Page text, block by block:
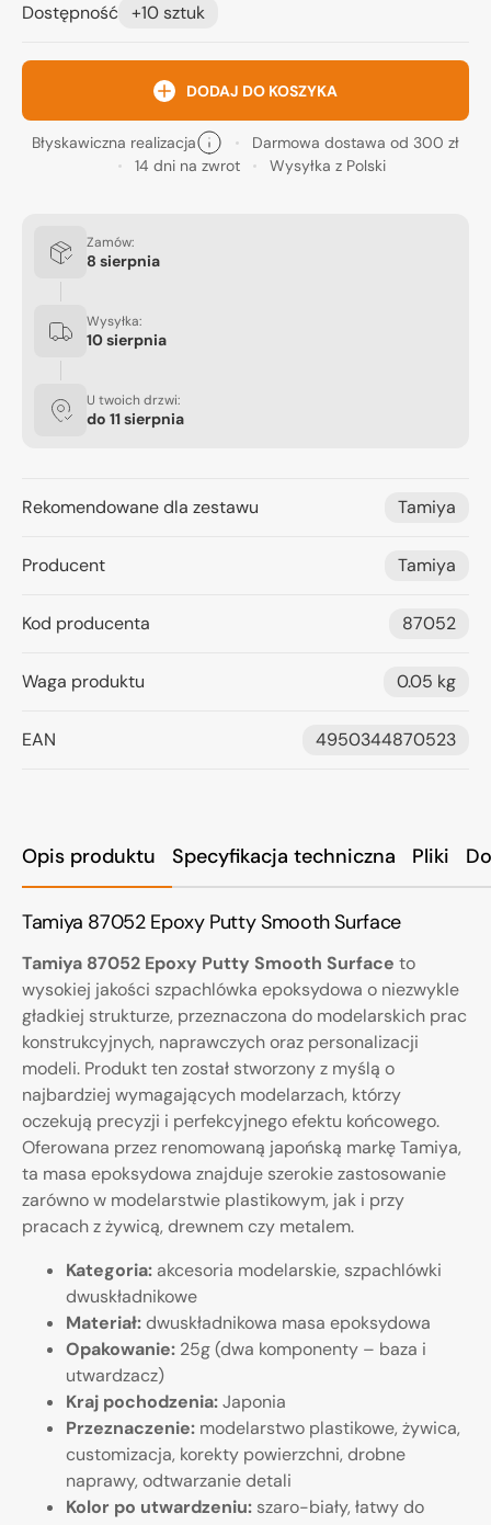
Opis produktu Specyfikacja techniczna Pliki
Tamiya 87052 Epoxy Putty Smooth Surface
Tamiya 87052 Epoxy Putty Smooth Surface to
wysokiej jakości szpachlówka epoksydowa o niezwykle
gładkiej strukturze, przeznaczona do modelarskich prac
konstrukcyjnych, naprawczych oraz personalizacji
modeli. Produkt ten został stworzony z myślą o
najbardziej wymagających modelarzach, którzy
oczekują precyzji i perfekcyjnego efektu końcowego.
Oferowana przez renomowaną japońską markę Tamiya,
ta masa epoksydowa znajduje szerokie zastosowanie
zarówno w modelarstwie plastikowym, jak i przy
pracach z żywicą, drewnem czy metalem.
Kategoria: akcesoria modelarskie, szpachlówki
dwuskładnikowe
Materiał:dwuskładnikowa masa epoksydowa
Opakowanie: 25g (dwa komponenty – baza i
utwardzacz)
Kraj pochodzenia:Japonia
Przeznaczenie: modelarstwo plastikowe, żywica,
customizacja, korekty powierzchni, drobne
naprawy, odtwarzanie detali
Kolor po utwardzeniu: szaro-biały, łatwy do
Dostępność +10 sztuk
DODAJ DO KOSZYKA
Błyskawiczna realizacja
Darmowa dostawa od 300 zł
14 dni na zwrot
Wysyłka z Polski
Zamów:
8 sierpnia
Wysyłka:
10 sierpnia
U twoich drzwi:
do 11 sierpnia
Rekomendowane dla zestawu Tamiya
Producent Tamiya
Kod producenta 87052
Waga produktu 0.05 kg
EAN 4950344870523